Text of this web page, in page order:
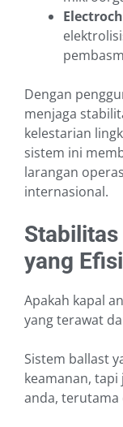
Dengan
menjaga
kelestarian
sistem ini
larangan
internasional.
yang
Apakah kapal
yang terawat
Sistem ballast
keamanan,
anda,